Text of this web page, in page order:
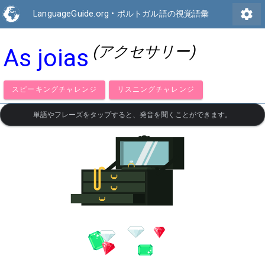
LanguageGuide.org • ポルトガル語の視覚語彙 settings
As joias (アクセサリー)
スピーキングチャレンジ リスニングチャレンジ
単語やフレーズをタップすると、発音を聞くことができます。